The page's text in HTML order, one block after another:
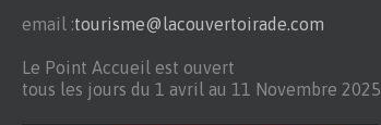
email :tourisme@lacouvertoirade.com
Le Point Accueil est ouvert
tous les jours du 1 avril au 11 Novembre 2025